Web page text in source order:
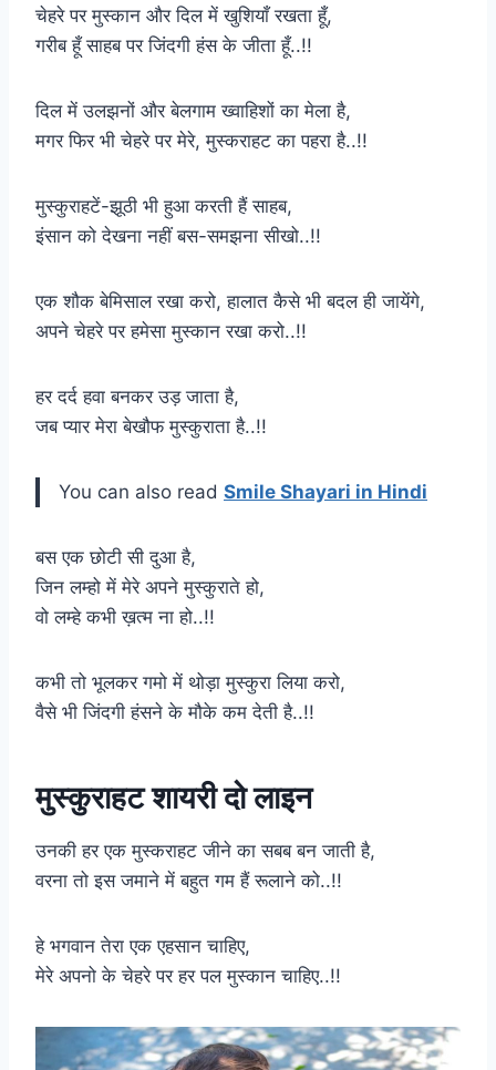
चेहरे पर मुस्कान और दिल में खुशियाँ रखता हूँ,
गरीब हूँ साहब पर जिंदगी हंस के जीता हूँ..!!
दिल में उलझनों और बेलगाम ख्वाहिशों का मेला है,
मगर फिर भी चेहरे पर मेरे, मुस्कराहट का पहरा है..!!
मुस्कुराहटें-झूठी भी हुआ करती हैं साहब,
इंसान को देखना नहीं बस-समझना सीखो..!!
एक शौक बेमिसाल रखा करो, हालात कैसे भी बदल ही जायेंगे,
अपने चेहरे पर हमेसा मुस्कान रखा करो..!!
हर दर्द हवा बनकर उड़ जाता है,
जब प्यार मेरा बेखौफ मुस्कुराता है..!!
You can also read Smile Shayari in Hindi
बस एक छोटी सी दुआ है,
जिन लम्हो में मेरे अपने मुस्कुराते हो,
वो लम्हे कभी ख़त्म ना हो..!!
कभी तो भूलकर गमो में थोड़ा मुस्कुरा लिया करो,
वैसे भी जिंदगी हंसने के मौके कम देती है..!!
मुस्कुराहट शायरी दो लाइन
उनकी हर एक मुस्कराहट जीने का सबब बन जाती है,
वरना तो इस जमाने में बहुत गम हैं रूलाने को..!!
हे भगवान तेरा एक एहसान चाहिए,
मेरे अपनो के चेहरे पर हर पल मुस्कान चाहिए..!!